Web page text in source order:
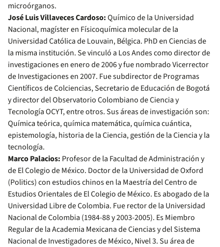
microórganos.
José Luis Villaveces Cardoso:Químico de la Universidad
Nacional, magíster en Físicoquímica molecular de la
Universidad Católica de Louvain, Bélgica. PhD en Ciencias de
la misma institución. Se vinculó a Los Andes como director de
investigaciones en enero de 2006 y fue nombrado Vicerrector
de Investigaciones en 2007. Fue subdirector de Programas
Científicos de Colciencias, Secretario de Educación de Bogotá
y director del Observatorio Colombiano de Ciencia y
Tecnología OCYT, entre otros. Sus áreas de investigación son:
Química teórica, química matemática, química cuántica,
epistemología, historia de la Ciencia, gestión de la Ciencia y la
tecnología.
Marco Palacios: Profesor de la Facultad de Administración y
de El Colegio de México. Doctor de la Universidad de Oxford
(Politics) con estudios chinos en la Maestría del Centro de
Estudios Orientales de El Colegio de México. Es abogado de la
Universidad Libre de Colombia. Fue rector de la Universidad
Nacional de Colombia (1984-88 y 2003-2005). Es Miembro
Regular de la Academia Mexicana de Ciencias y del Sistema
Nacional de Investigadores de México, Nivel 3. Su área de